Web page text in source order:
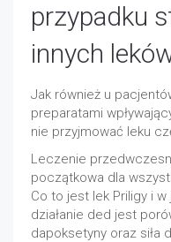
przypadku
innych
Jak również u
preparatami
nie przyjmować leku
Leczenie
początkowa dla
Co to jest lek Priligy i
działanie ded jest
dapoksetyny oraz siła